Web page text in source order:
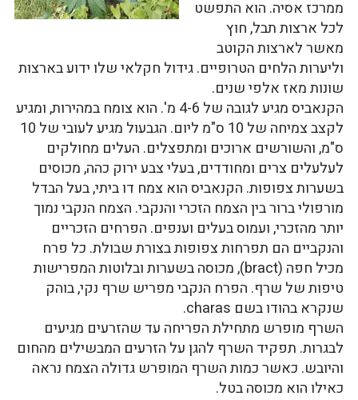
ממרכז אסיה. הוא התפשט
לכל ארצות תבל, חוץ
מאשר לארצות הקוטב
וליערות הלחים הטרופיים. גידול חקלאי שלו ידוע בארצות
שונות מאז אלפי שנים.
הקנאביס מגיע לגובה של 4-6 מ'. הוא צומח במהירות, ומגיע
לקצב צמיחה של 10 ס"מ ליום. הגבעול מגיע לעובי של 10
ס"מ, והשורשים ארוכים ומתפצלים. העלים מחולקים
לעלעלים צרים ומחודדים, בעלי צבע ירוק כהה, מכוסים
בשערות צפופות. הקנאביס הוא צמח דו ביתי, בעל הבדל
מורפולי ברור בין הצמח הזכרי והנקבי. הצמח הנקבי נמוך
יותר מהזכרי, ועמוס בעלים וענפים. הפרחים הזכריים
והנקביים הם תפרחות צפופות בצורת שבולת. כל פרח
מכיל חפה (bract), מכוסה בשערות ובלוטות המפרישות
טיפות של שרף. הפרח הנקבי מפריש שרף נקי, בוהק
שנקרא בהודו בשם charas.
השרף מופרש מתחילת הפריחה עד שהזרעים מגיעים
לבגרות. תפקיד השרף להגן על הזרעים המבשילים מהחום
והיובש. כאשר כמות השרף המופרש גדולה הצמח נראה
כאילו הוא מכוסה בטל.